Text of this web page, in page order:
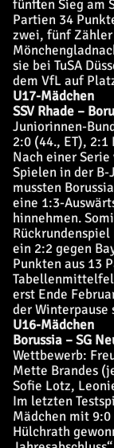
fünften Sieg am
Partien 34
zwei, fünf
sie bei TuSA
dem VfL auf
U17-Mädchen
SSV Rhade –
Juniorinnen-
2:0 (44., ET),
Nach einer
Spielen in der
mussten
eine 1:3-
hinnehmen.
ein 2:2 gegen
Punkten aus 13
erst Ende
der Winterpause
U16-Mädchen
Borussia – SG
Wettbewerb:
Mette Brandes
Sofie Lotz,
Im letzten
Mädchen mit
Hülchrath